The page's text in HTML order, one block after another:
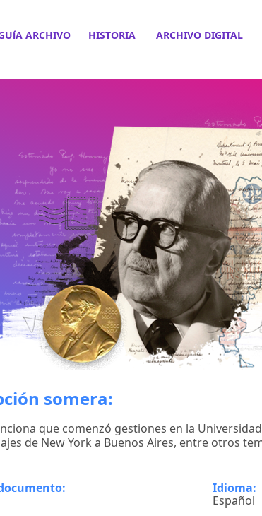
ARCHIVO HISTORIA ARCHIVO DIGITAL
somera:
que comenzó gestiones en la
de New York a Buenos Aires, entre otros
Idioma:
Español